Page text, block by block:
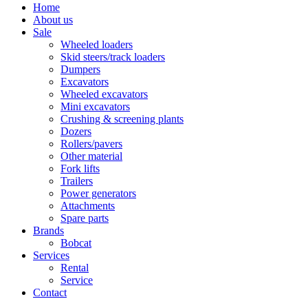
Home
About us
Sale
Wheeled loaders
Skid steers/track loaders
Dumpers
Excavators
Wheeled excavators
Mini excavators
Crushing & screening plants
Dozers
Rollers/pavers
Other material
Fork lifts
Trailers
Power generators
Attachments
Spare parts
Brands
Bobcat
Services
Rental
Service
Contact